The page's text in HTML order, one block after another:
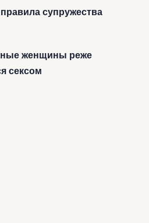
супружества
женщины реже
сексом